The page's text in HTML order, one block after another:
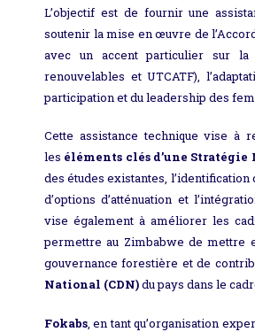
L’objectif est de fournir une
soutenir la mise en œuvre de
avec un accent particulier sur la
renouvelables et UTCATF),
participation et du leadership des
Cette assistance technique vise à
les éléments clés d’une Stratégie
des études existantes,
d’options d’atténuation et
vise également à améliorer les
permettre au Zimbabwe de mettre
gouvernance forestière et de
National (CDN)du pays dans le
Fokabs , en tant qu’organisation